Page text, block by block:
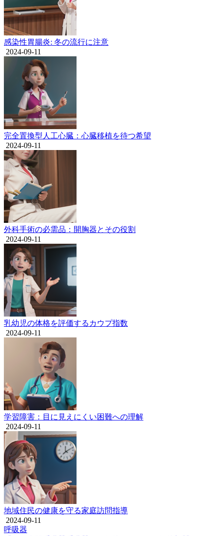
感染性胃腸炎: 冬の流行に注意
2024-09-11
完全置換型人工心臓：心臓移植を待つ希望
2024-09-11
外科手術の必需品：開胸器とその役割
2024-09-11
乳幼児の体格を評価するカウプ指数
2024-09-11
学習障害：目に見えにくい困難への理解
2024-09-11
地域住民の健康を守る家庭訪問指導
2024-09-11
呼吸器